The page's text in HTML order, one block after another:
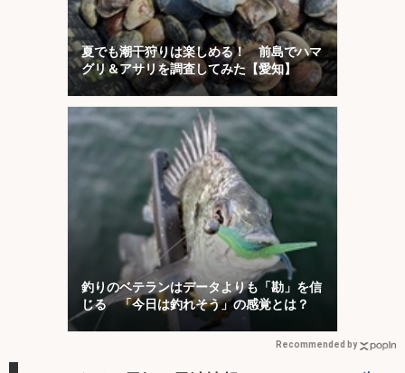
夏でも潮干狩りは楽しめる！ 前島でハマ
グリ＆アサリを調査してみた【愛知】
釣りのベテランはデータよりも「勘」を信
じる 「今日は釣れそう」の感覚とは？
Recommended by